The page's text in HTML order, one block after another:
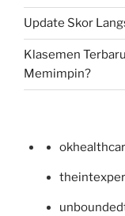
Update Skor
Klasemen
Memimpin?